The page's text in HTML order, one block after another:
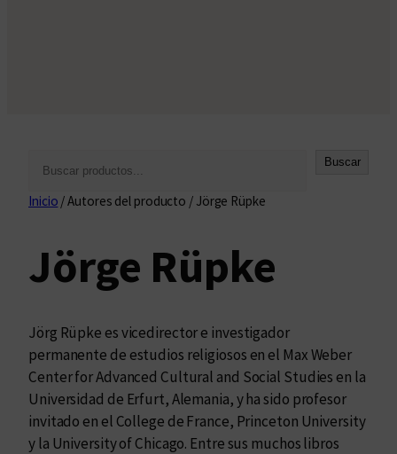
s
r
Buscar
Inicio / Autores del producto / Jörge Rüpke
Jörge Rüpke
Jörg Rüpke es vicedirector e investigador
permanente de estudios religiosos en el Max Weber
Center for Advanced Cultural and Social Studies en la
Universidad de Erfurt, Alemania, y ha sido profesor
invitado en el College de France, Princeton University
y la University of Chicago. Entre sus muchos libros